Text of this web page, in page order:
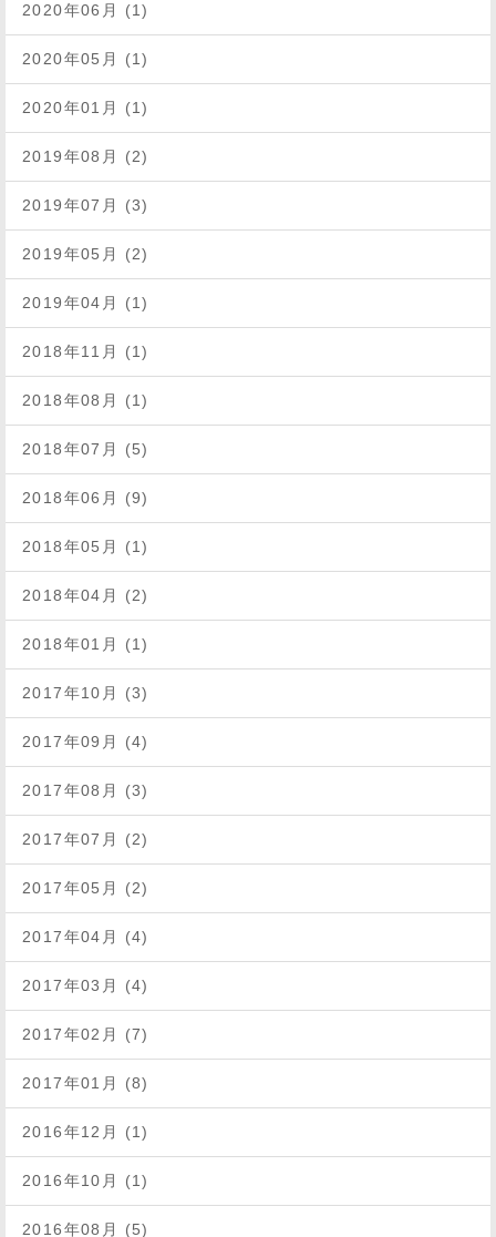
2020年06月 (1)
2020年05月 (1)
2020年01月 (1)
2019年08月 (2)
2019年07月 (3)
2019年05月 (2)
2019年04月 (1)
2018年11月 (1)
2018年08月 (1)
2018年07月 (5)
2018年06月 (9)
2018年05月 (1)
2018年04月 (2)
2018年01月 (1)
2017年10月 (3)
2017年09月 (4)
2017年08月 (3)
2017年07月 (2)
2017年05月 (2)
2017年04月 (4)
2017年03月 (4)
2017年02月 (7)
2017年01月 (8)
2016年12月 (1)
2016年10月 (1)
2016年08月 (5)